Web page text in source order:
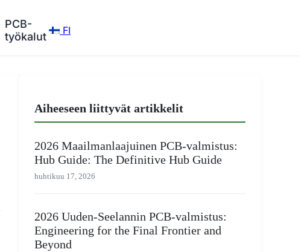
PCB-
työkalut
FI
Aiheeseen liittyvät artikkelit
2026 Maailmanlaajuinen PCB-valmistus:
Hub Guide: The Definitive Hub Guide
huhtikuu 17, 2026
2026 Uuden-Seelannin PCB-valmistus:
Engineering for the Final Frontier and
Beyond